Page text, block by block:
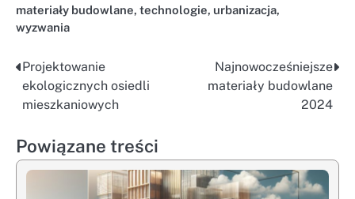
materiały budowlane, technologie, urbanizacja,
wyzwania
Nawigacja
wpisu
Projektowanie
ekologicznych osiedli
mieszkaniowych
Najnowocześniejsze
materiały budowlane
2024
Powiązane treści